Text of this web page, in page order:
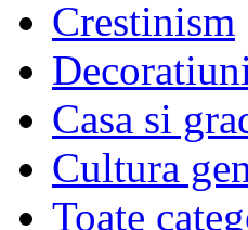
Crestinism
Casa si
Cultura
Toate